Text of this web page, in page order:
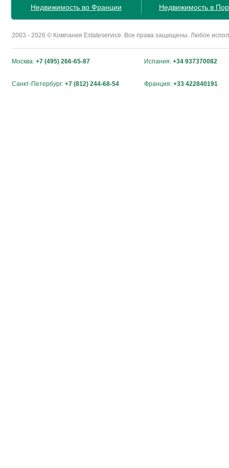
Недвижимость во Франции
Недвижимость в
2003 - 2026 © Компания Estateservice. Все права защищены. Любое
Москва: +7 (495) 266-65-87 Испания: +34 937370082
Санкт-Петербург: +7 (812) 244-68-54 Франция: +33 422840191